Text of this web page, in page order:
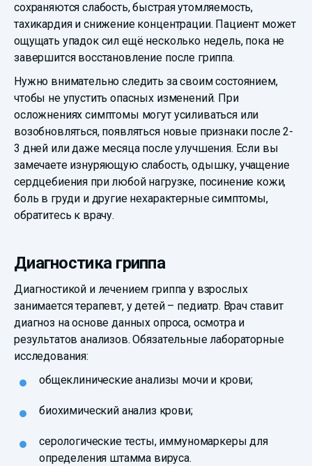
сохраняются слабость, быстрая утомляемость,
тахикардия и снижение концентрации. Пациент может
ощущать упадок сил ещё несколько недель, пока не
завершится восстановление после гриппа.
Нужно внимательно следить за своим состоянием,
чтобы не упустить опасных изменений. При
осложнениях симптомы могут усиливаться или
возобновляться, появляться новые признаки после 2-
3 дней или даже месяца после улучшения. Если вы
замечаете изнуряющую слабость, одышку, учащение
сердцебиения при любой нагрузке, посинение кожи,
боль в груди и другие нехарактерные симптомы,
обратитесь к врачу.
Диагностика гриппа
Диагностикой и лечением гриппа у взрослых
занимается терапевт, у детей – педиатр. Врач ставит
диагноз на основе данных опроса, осмотра и
результатов анализов. Обязательные лабораторные
исследования:
общеклинические анализы мочи и крови;
биохимический анализ крови;
серологические тесты, иммуномаркеры для
определения штамма вируса.